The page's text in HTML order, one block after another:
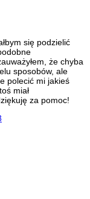
się podzielić
że chyba
sposobów, ale
polecić mi jakieś
miał
za pomoc!